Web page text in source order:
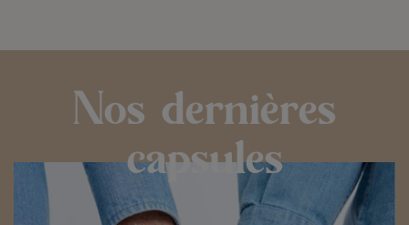
Nos dernières
capsules